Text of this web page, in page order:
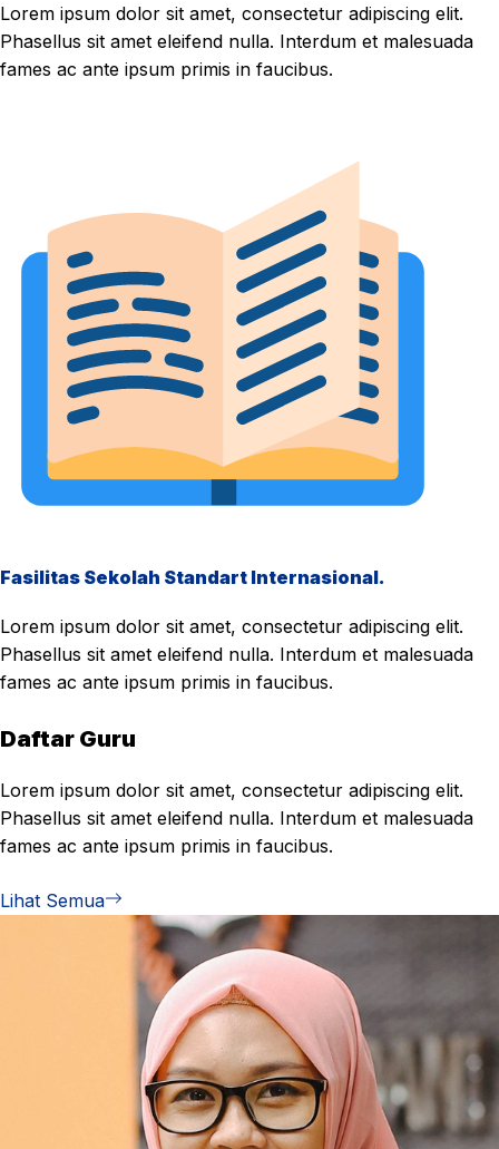
Lorem ipsum dolor sit amet, consectetur adipiscing elit.
Phasellus sit amet eleifend nulla. Interdum et malesuada
fames ac ante ipsum primis in faucibus.
Fasilitas Sekolah Standart Internasional.
Lorem ipsum dolor sit amet, consectetur adipiscing elit.
Phasellus sit amet eleifend nulla. Interdum et malesuada
fames ac ante ipsum primis in faucibus.
Daftar Guru
Lorem ipsum dolor sit amet, consectetur adipiscing elit.
Phasellus sit amet eleifend nulla. Interdum et malesuada
fames ac ante ipsum primis in faucibus.
Lihat Semua